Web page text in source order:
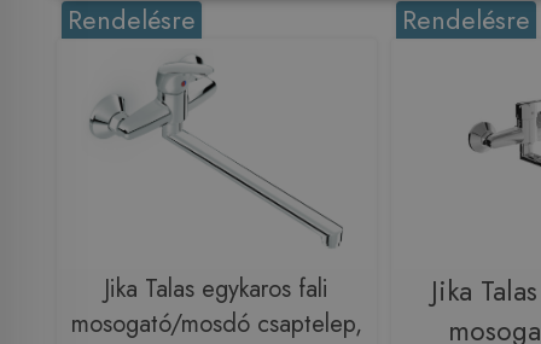
Rendelésre
Jika Talas egykaros fali
mosogató/mosdó csaptelep,
Rendelésre
Jika